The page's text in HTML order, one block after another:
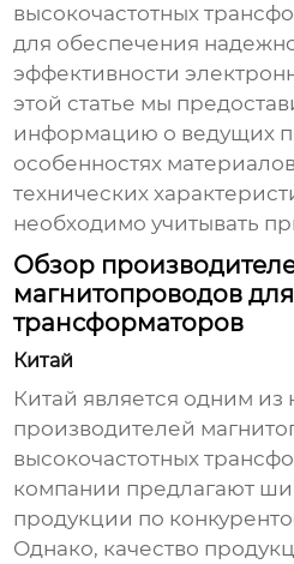
высокочастотных
для обеспечения
эффективности
этой статье мы
информацию о ведущих
особенностях
технических
необходимо учитывать
Обзор
магнитопроводов
трансформаторов
Китай
Китай является одним
производителей
высокочастотных
компании предлагают
продукции по
Однако, качество